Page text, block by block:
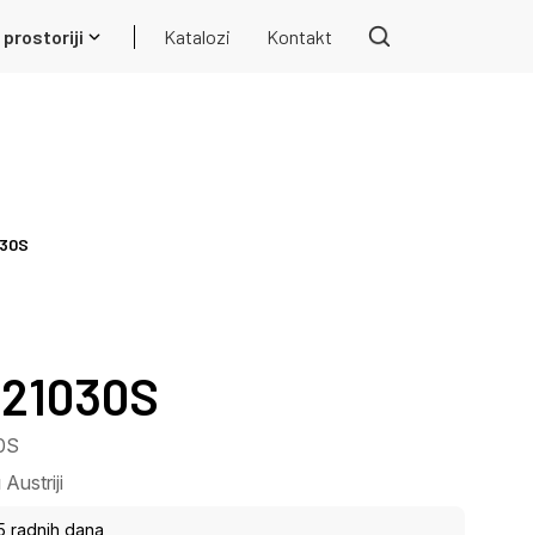
prostoriji Katalozi Kontakt
radnih dana